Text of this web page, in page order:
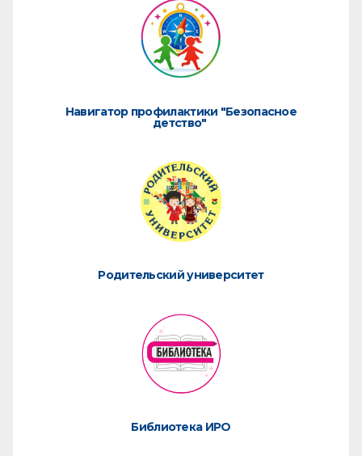
Навигатор профилактики "Безопасное
детство"
Родительский университет
Библиотека ИРО